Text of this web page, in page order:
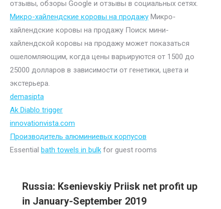
отзывы, обзоры Google и отзывы в социальных сетях.
Микро-хайлендские коровы на продажу Микро-
хайлендские коровы на продажу Поиск мини-
хайлендской коровы на продажу может показаться
ошеломляющим, когда цены варьируются от 1500 до
25000 долларов в зависимости от генетики, цвета и
экстерьера.
demasipta
Ak Diablo trigger
innovationvista.com
Производитель алюминиевых корпусов
Essential bath towels in bulk for guest rooms
Russia: Ksenievskiy Priisk net profit up
in January-September 2019